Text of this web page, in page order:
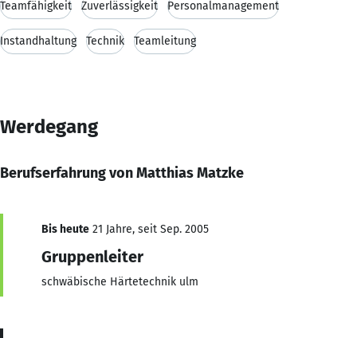
Teamfähigkeit Zuverlässigkeit Personalmanagement
Instandhaltung Technik Teamleitung
Werdegang
Berufserfahrung von Matthias Matzke
Bis heute 21 Jahre, seit Sep. 2005
Gruppenleiter
schwäbische Härtetechnik ulm